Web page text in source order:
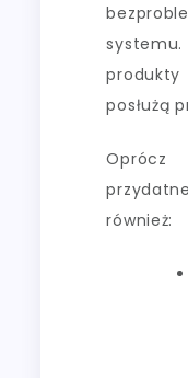
posłużą
również: